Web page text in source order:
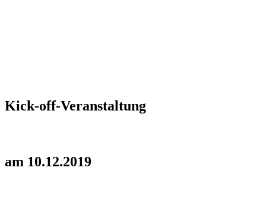
Kick-off-Veranstaltung
am 10.12.2019